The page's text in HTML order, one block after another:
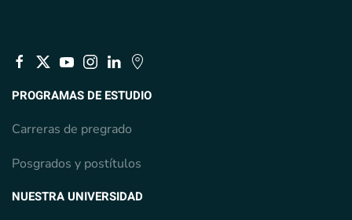
PROGRAMAS DE ESTUDIO
Carreras de pregrado
Posgrados y postítulos
NUESTRA UNIVERSIDAD